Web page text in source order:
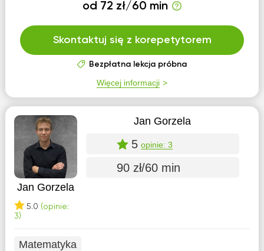
od 72 zł/60 min
Skontaktuj się z korepetytorem
Bezpłatna lekcja próbna
Więcej informacji
Jan Gorzela
5.0 (opinie:
3)
Jan Gorzela
5 opinie: 3
90 zł/60 min
Matematyka